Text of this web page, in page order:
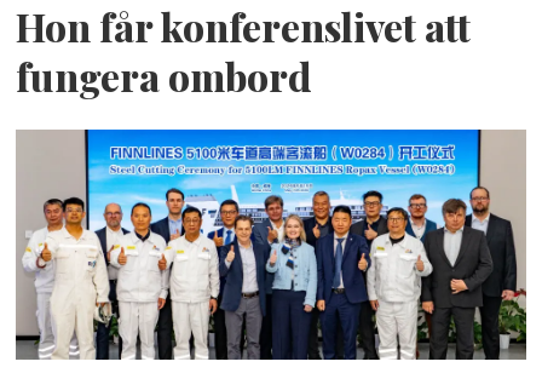
Hon får konferenslivet att
fungera ombord